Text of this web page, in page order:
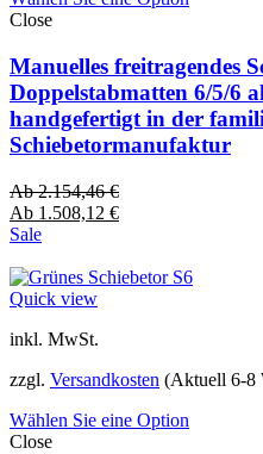
Close
Manuelles freitragendes
Doppelstabmatten 6/5/6
handgefertigt in der
Schiebetormanufaktur
Ab2.154,46€
Ab 1.508,12 €
Sale
Quick view
inkl. MwSt.
zzgl. Versandkosten (Aktuell 6-8
Wählen Sie eine Option
Close